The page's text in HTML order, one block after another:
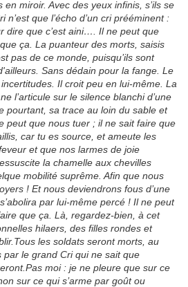
miroir. Avec des yeux infinis, s’ils se
n’est que l’écho d’un cri prééminent :
dire que c’est aini…. Il ne peut que
ça. La puanteur des morts, saisis
pas de ce monde, puisqu’ils sont
Sans dédain pour la fange. Le
Il croit peu en lui-même. La
l’articule sur le silence blanchi d’une
pourtant, sa trace au loin du sable et
peut que nous tuer ; il ne sait faire que
car tu es source, et ameute les
et que nos larmes de joie
la chamelle aux chevilles
mobilité suprême. Afin que nous
! Et nous deviendrons fous d’une
par lui-même percé ! Il ne peut
que ça. Là, regardez-bien, à cet
hilaers, des filles rondes et
les soldats seront morts, au
par le grand Cri qui ne sait que
moi : je ne pleure que sur ce
sur ce qui s’arme par goût ou